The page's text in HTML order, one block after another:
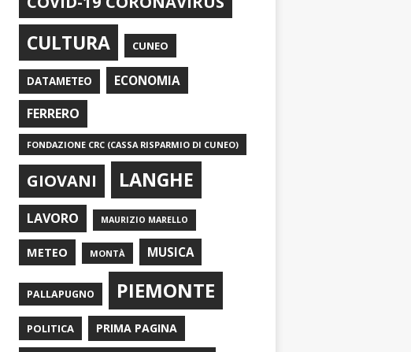
CULTURA CUNEO
DATAMETEO ECONOMIA
FERRERO
FONDAZIONE CRC (CASSA RISPARMIO DI CUNEO)
GIOVANI LANGHE
LAVORO MAURIZIO MARELLO
METEO MONTÀ MUSICA
PALLAPUGNO PIEMONTE
POLITICA PRIMA PAGINA